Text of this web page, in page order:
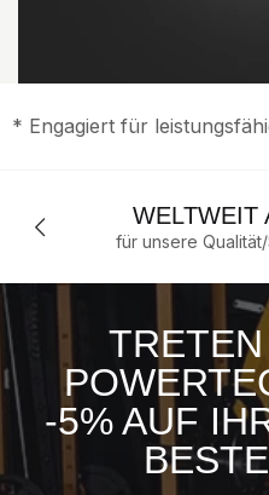
* Engagiert für
WELTWEIT
für unsere
-5% AUF